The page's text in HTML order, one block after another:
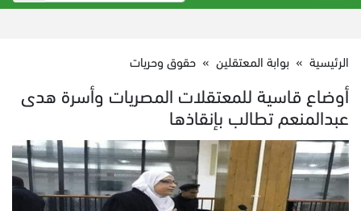
الرئيسية » بوابة المعتقلين » حقوق وحريات
أوضاع قاسية للمعتقلات المصريات وأسرة هدى
عبدالمنعم تطالب بإنقاذها